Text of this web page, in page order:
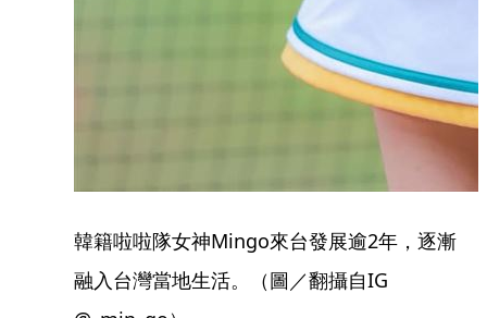
韓籍啦啦隊女神Mingo來台發展逾2年，逐漸
融入台灣當地生活。（圖／翻攝自IG